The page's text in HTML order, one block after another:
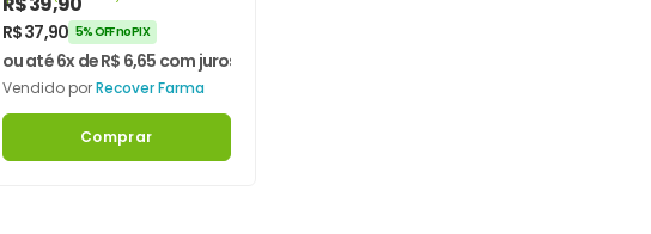
Pinus Pinaster 100
mg – 30 cápsulas (30
doses) – Recover
Farma
R$37,90 5% OFF no PIX
ou até 6x deR$ 6,65 com juros
Vendido por Recover Farma
Comprar